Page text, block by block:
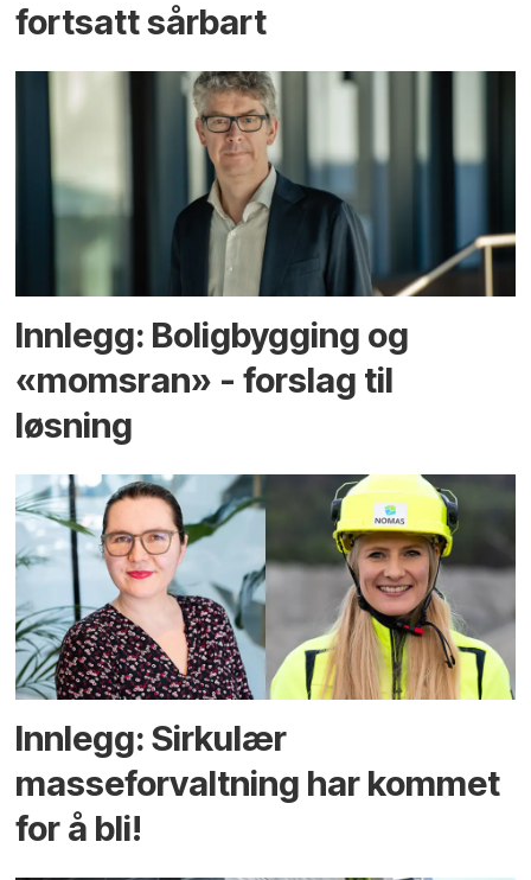
fortsatt sårbart
Innlegg: Boligbygging og
«momsran» - forslag til
løsning
Innlegg: Sirkulær
masseforvaltning har kommet
for å bli!